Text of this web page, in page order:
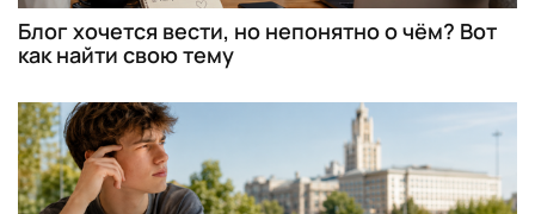
Блог хочется вести, но непонятно о чём? Вот
как найти свою тему